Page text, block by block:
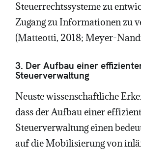
Steuerrechtssysteme zu
Zugang zu Informationen zu
(Matteotti, 2018; Meyer-
3. Der Aufbau einer
Steuerverwaltung
Neuste wissenschaftliche
dass der Aufbau einer
Steuerverwaltung einen
auf die Mobilisierung von